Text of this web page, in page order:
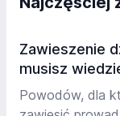
Zawieszenie
musisz
Powodów, dla